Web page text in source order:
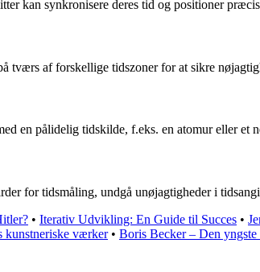
kan synkronisere deres tid og positioner
tværs af forskellige tidszoner for at sikre
en pålidelig tidskilde, f.eks. en atomur eller et
for tidsmåling, undgå unøjagtigheder i
• Iterativ Udvikling: En Guide til Succes •
kunstneriske værker• Boris Becker – Den